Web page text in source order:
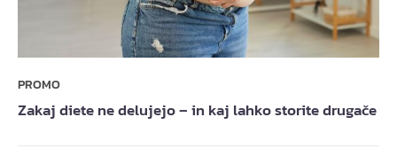
PROMO
Zakaj diete ne delujejo – in kaj lahko storite drugače